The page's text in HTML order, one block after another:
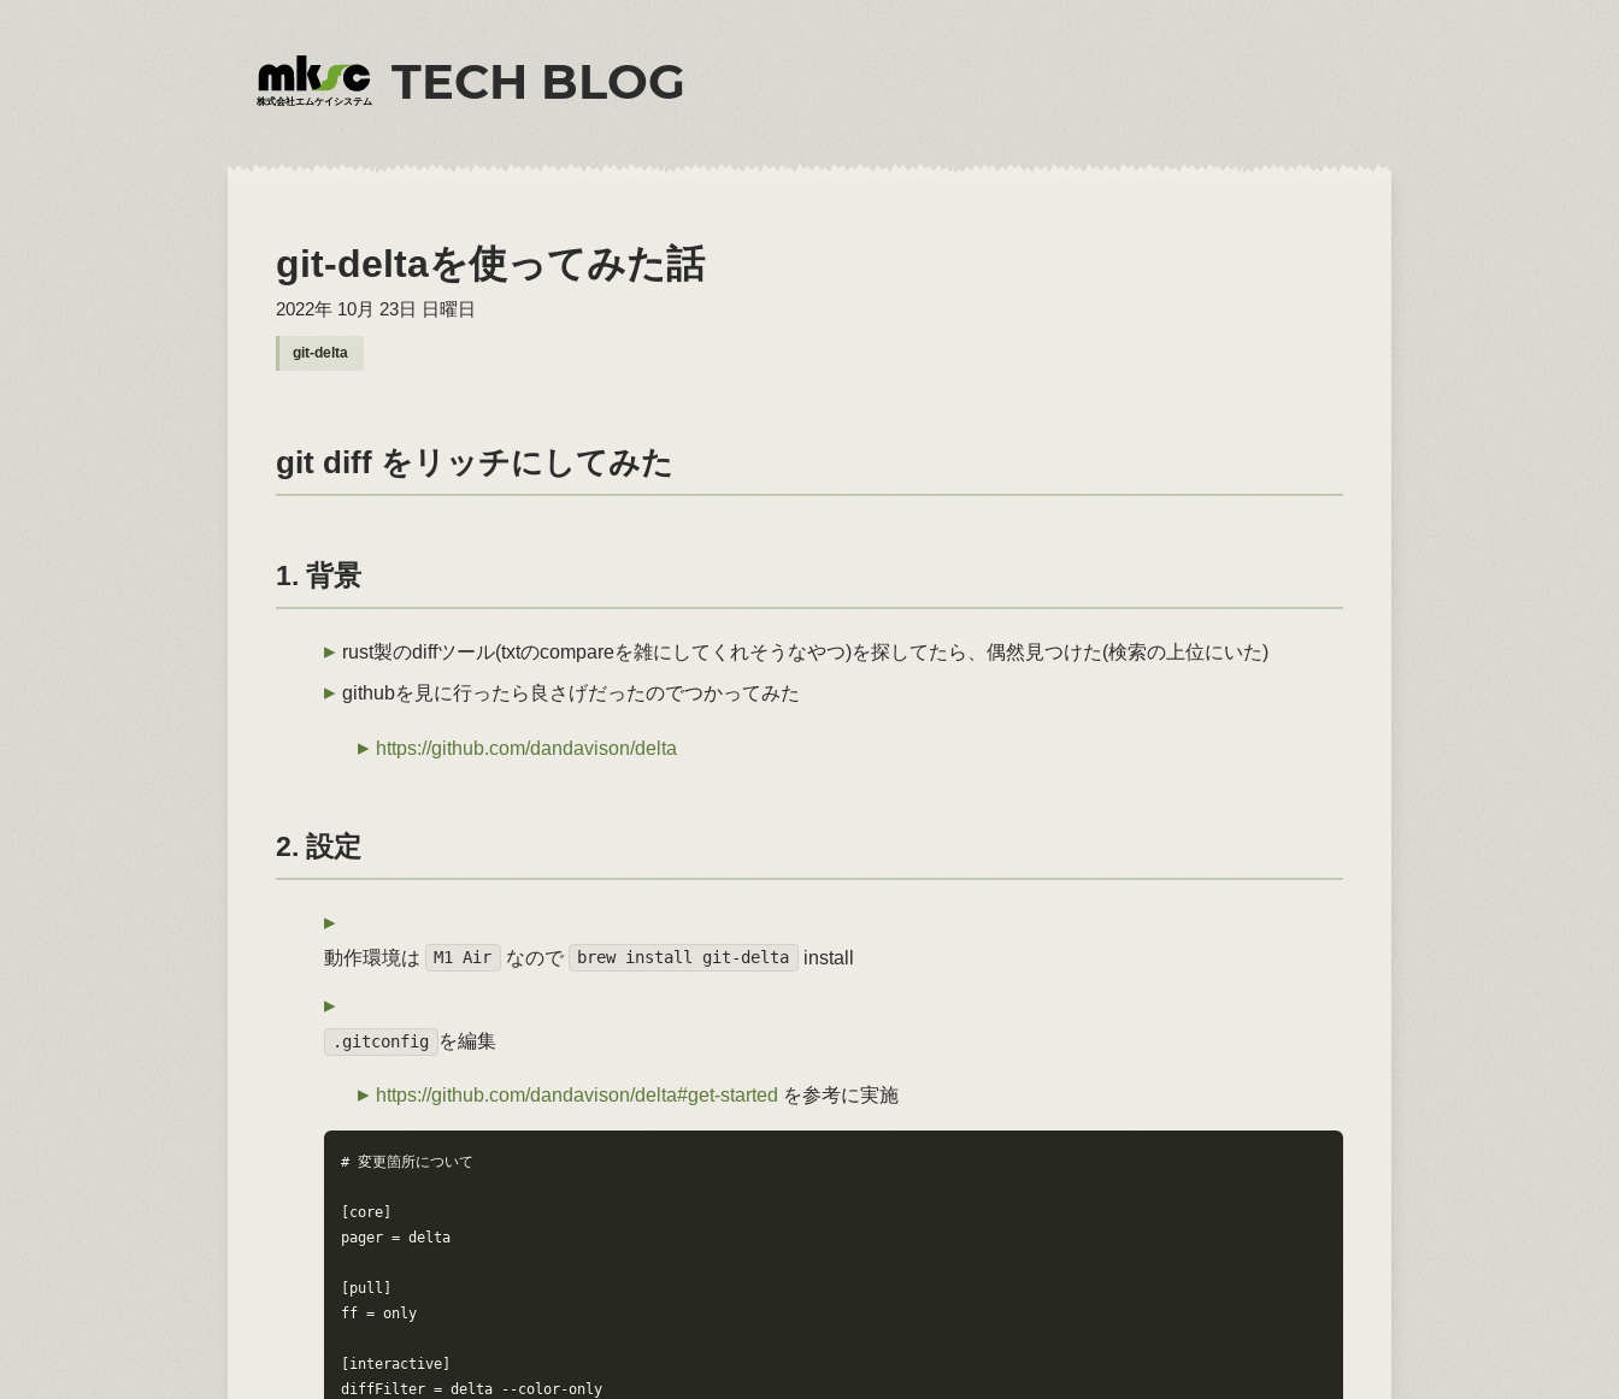
株式会社エムケイシステム TECH BLOG
git-deltaを使ってみた話
2022年 10月 23日 日曜日
git-delta
git diff をリッチにしてみた
1. 背景
rust製のdiffツール(txtのcompareを雑にしてくれそうなやつ)を探してたら、偶然見つけた(検索の上位にいた)
githubを見に行ったら良さげだったのでつかってみた
https://github.com/dandavison/delta
2. 設定
動作環境は M1 Air なので brew install git-delta install
.gitconfig を編集
https://github.com/dandavison/delta#get-started を参考に実施
# 変更箇所について
[core]
pager = delta
[pull]
ff = only
[interactive]
diffFilter = delta --color-only